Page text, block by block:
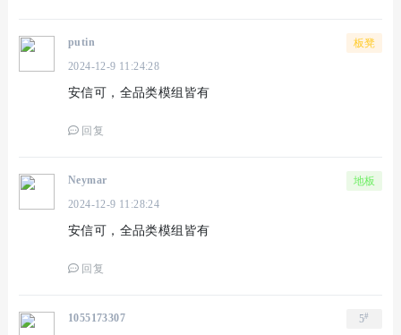
板凳
putin
2024-12-9 11:24:28
安信可，全品类模组皆有
回复
地板
Neymar
2024-12-9 11:28:24
安信可，全品类模组皆有
回复
5#
1055173307